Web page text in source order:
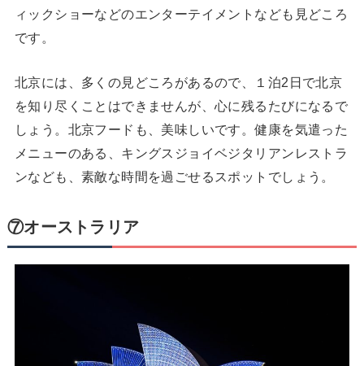
ィックショーなどのエンターテイメントなども見どころ
です。
北京には、多くの見どころがあるので、１泊2日で北京
を知り尽くことはできませんが、心に残るたびになるで
しょう。北京フードも、美味しいです。健康を気遣った
メニューのある、キングスジョイベジタリアンレストラ
ンなども、素敵な時間を過ごせるスポットでしょう。
⑦オーストラリア